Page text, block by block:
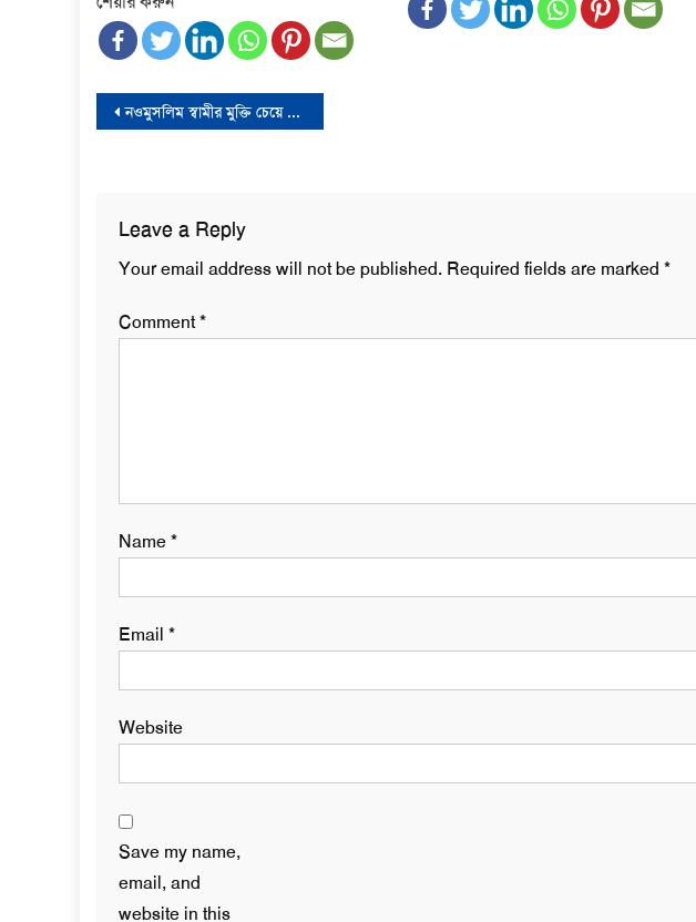
Post
নওমুসলিম স্বামীর মুক্তি চেয়ে নওমুসলিম স্ত্রীর সংবাদ সম্মেলন
Leave a Reply
Your email address will not be published. Required fields are marked *
Comment*
Name*
Email *
Website
Save my name,
email, and
website in this